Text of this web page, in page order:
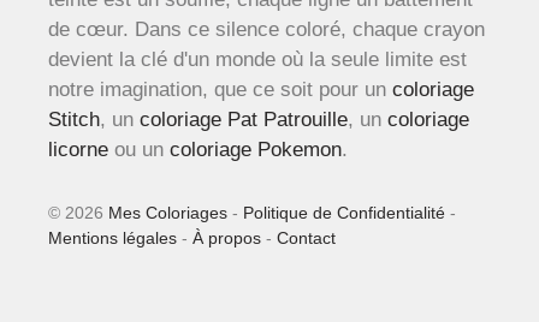
de cœur. Dans ce silence coloré, chaque crayon
devient la clé d'un monde où la seule limite est
notre imagination, que ce soit pour un coloriage
Stitch, un coloriage Pat Patrouille, un coloriage
licorne ou un coloriage Pokemon.
© 2026 Mes Coloriages - Politique de Confidentialité -
Mentions légales - À propos - Contact